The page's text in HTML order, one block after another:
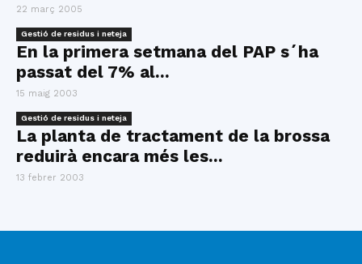
22 març 2005
Gestió de residus i neteja
En la primera setmana del PAP s´ha
passat del 7% al...
15 maig 2003
Gestió de residus i neteja
La planta de tractament de la brossa
reduirà encara més les...
13 febrer 2003